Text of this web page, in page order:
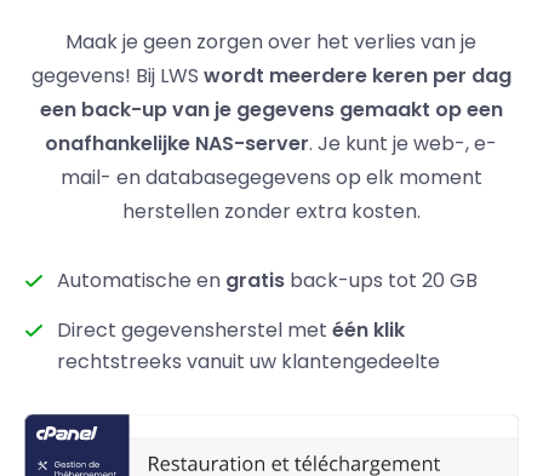
Maak je geen zorgen over het verlies van je
gegevens! Bij LWS wordt meerdere keren per dag
een back-up van je gegevens gemaakt op een
onafhankelijke NAS-server. Je kunt je web-, e-
mail- en databasegegevens op elk moment
herstellen zonder extra kosten.
Automatische en gratis back-ups tot 20 GB
Direct gegevensherstel metéén klik
rechtstreeks vanuit uw klantengedeelte